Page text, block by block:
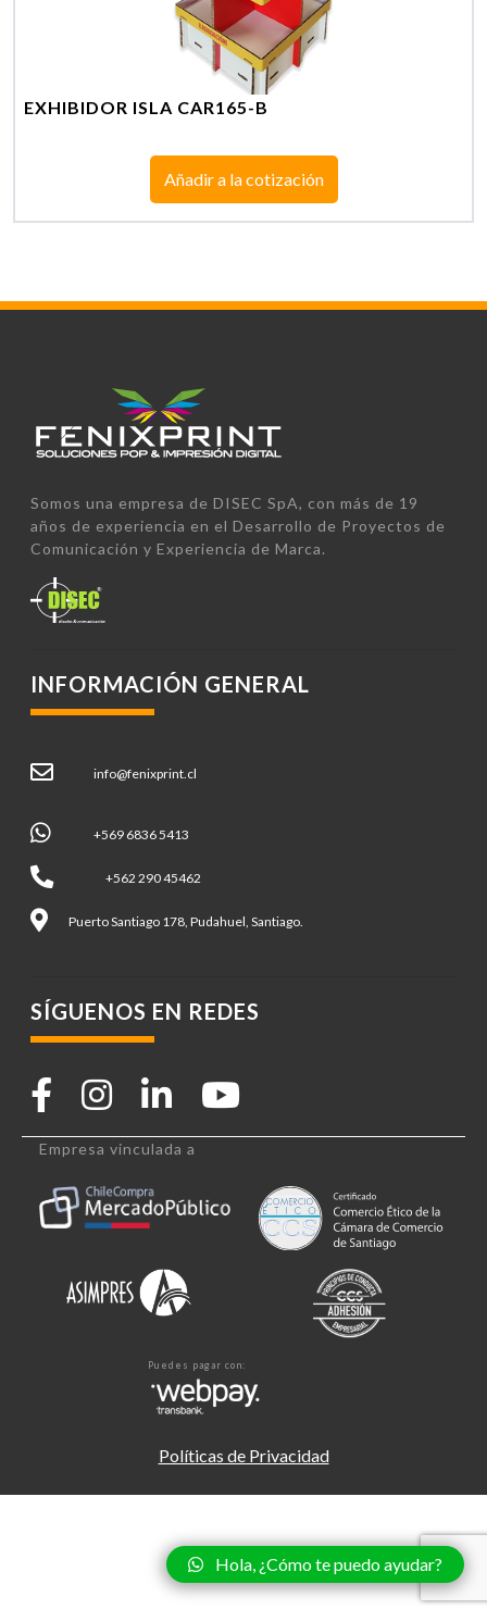
Hola, ¿Cómo te puedo ayudar?
EXHIBIDOR ISLA CAR165-B
Añadir a la cotización
Somos una empresa de DISEC SpA, con más de 19
años de experiencia en el Desarrollo de Proyectos de
Comunicación y Experiencia de Marca.
INFORMACIÓN GENERAL
info@fenixprint.cl
+569 6836 5413
+562 290 45462
Puerto Santiago 178, Pudahuel, Santiago.
SÍGUENOS EN REDES
Empresa vinculada a
Puedes pagar con:
Políticas de Privacidad